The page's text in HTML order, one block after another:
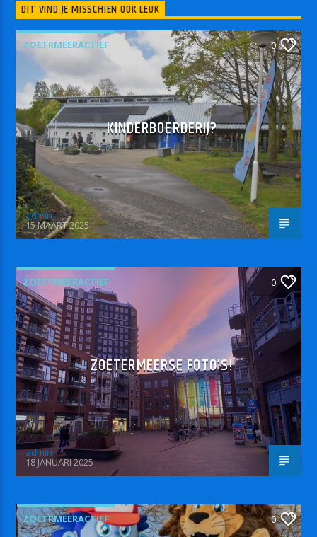
DIT VIND JE MISSCHIEN OOK LEUK
ZOETRMEERACTIEF 0
KINDERBOERDERIJ?
admin
15 MAART 2025
ZOETRMEERACTIEF 0
ZOETERMEERSE FOTO’S!
admin
18 JANUARI 2025
ZOETRMEERACTIEF 0